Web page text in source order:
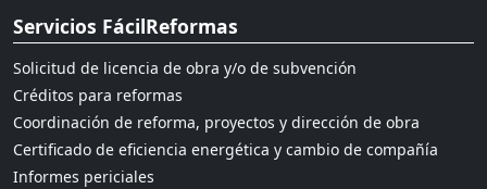
Servicios FácilReformas
Solicitud de licencia de obra y/o de subvención
Créditos para reformas
Coordinación de reforma, proyectos y dirección de obra
Certificado de eficiencia energética y cambio de compañía
Informes periciales